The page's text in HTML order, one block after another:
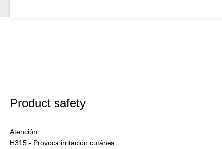
Product safety
Atención
H315 - Provoca irritación cutánea.